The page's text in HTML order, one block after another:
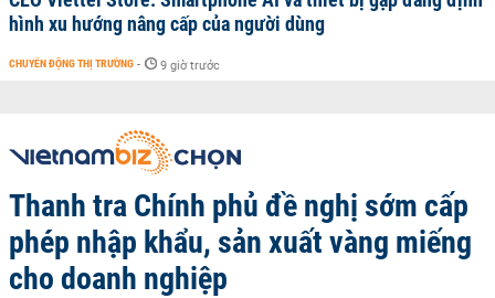
hình xu hướng nâng cấp của người dùng
CHUYỂN ĐỘNG THỊ TRƯỜNG - 9 giờ trước
Thanh tra Chính phủ đề nghị sớm cấp
phép nhập khẩu, sản xuất vàng miếng
cho doanh nghiệp